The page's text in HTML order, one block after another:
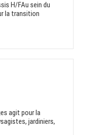
H/FAu sein du
la transition
agit pour la
jardiniers,